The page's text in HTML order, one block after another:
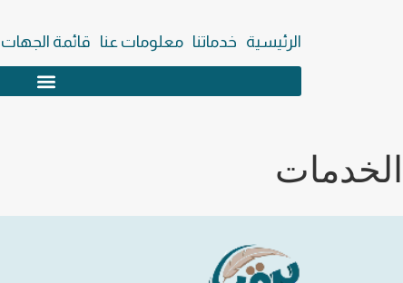
الرئيسية خدماتنا معلومات عنا قائمة الجهات
الخدمات